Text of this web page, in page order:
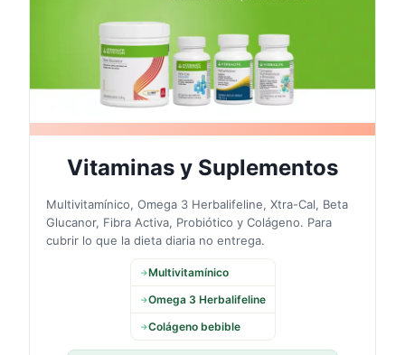
💊
Vitaminas y Suplementos
Multivitamínico, Omega 3 Herbalifeline, Xtra-Cal, Beta
Glucanor, Fibra Activa, Probiótico y Colágeno. Para
cubrir lo que la dieta diaria no entrega.
→Multivitamínico
→Omega 3 Herbalifeline
→Colágeno bebible